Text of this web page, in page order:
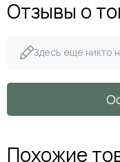
Отзывы о
Здесь еще никто
Похожие